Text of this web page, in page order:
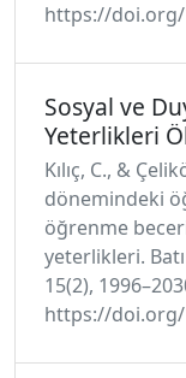
https://doi.org/
Sosyal ve
Yeterlikleri
Kılıç, C., &
dönemindeki
öğrenme
yeterlikleri.
15(2),
https://doi.org/